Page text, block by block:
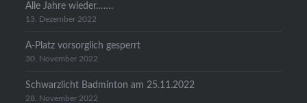
Alle Jahre wieder…….
13. Dezember 2022
A-Platz vorsorglich gesperrt
30. November 2022
Schwarzlicht Badminton am 25.11.2022
28. November 2022